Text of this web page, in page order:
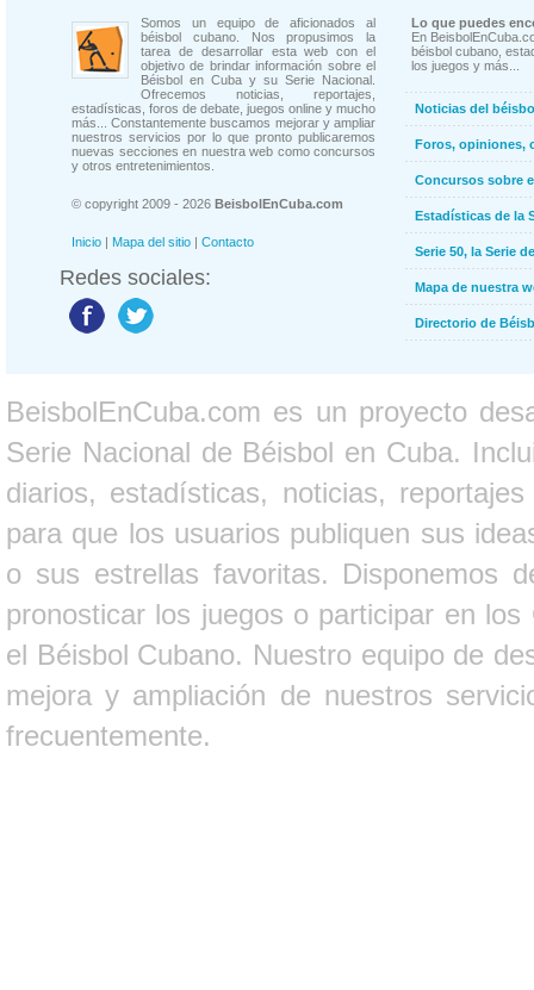
Somos un equipo de aficionados al
béisbol cubano. Nos propusimos la
tarea de desarrollar esta web con el
objetivo de brindar información sobre el
Béisbol en Cuba y su Serie Nacional.
Ofrecemos noticias, reportajes,
estadísticas, foros de debate, juegos online y mucho
más... Constantemente buscamos mejorar y ampliar
nuestros servicios por lo que pronto publicaremos
nuevas secciones en nuestra web como concursos
y otros entretenimientos.
© copyright 2009 - 2026 BeisbolEnCuba.com
Inicio | Mapa del sitio | Contacto
Redes sociales:
Lo que puedes
En
béisbol cubano,
los juegos y más...
Noticias del
Foros, opiniones,
Concursos sobre
Estadísticas de la
Serie 50, la Serie
Mapa de nuestra
Directorio de
BeisbolEnCuba.com es un proyecto
Serie Nacional de Béisbol en Cuba.
diarios, estadísticas, noticias,
para que los usuarios publiquen sus
o sus estrellas favoritas. Disponemos
pronosticar los juegos o participar en
el Béisbol Cubano. Nuestro equipo de
mejora y ampliación de nuestros
frecuentemente.